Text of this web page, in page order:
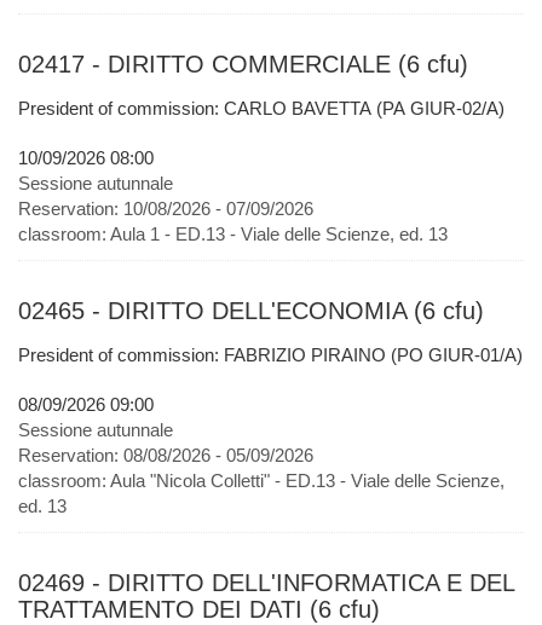
02417 - DIRITTO COMMERCIALE (6 cfu)
President of commission: CARLO BAVETTA (PA GIUR-02/A)
10/09/2026 08:00
Sessione autunnale
Reservation: 10/08/2026 - 07/09/2026
classroom: Aula 1 - ED.13 - Viale delle Scienze, ed. 13
02465 - DIRITTO DELL'ECONOMIA (6 cfu)
President of commission: FABRIZIO PIRAINO (PO GIUR-01/A)
08/09/2026 09:00
Sessione autunnale
Reservation: 08/08/2026 - 05/09/2026
classroom: Aula "Nicola Colletti" - ED.13 - Viale delle Scienze,
ed. 13
02469 - DIRITTO DELL'INFORMATICA E DEL
TRATTAMENTO DEI DATI (6 cfu)